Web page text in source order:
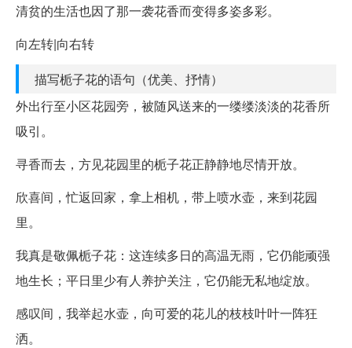
清贫的生活也因了那一袭花香而变得多姿多彩。
向左转|向右转
描写栀子花的语句（优美、抒情）
外出行至小区花园旁，被随风送来的一缕缕淡淡的花香所
吸引。
寻香而去，方见花园里的栀子花正静静地尽情开放。
欣喜间，忙返回家，拿上相机，带上喷水壶，来到花园
里。
我真是敬佩栀子花：这连续多日的高温无雨，它仍能顽强
地生长；平日里少有人养护关注，它仍能无私地绽放。
感叹间，我举起水壶，向可爱的花儿的枝枝叶叶一阵狂
洒。